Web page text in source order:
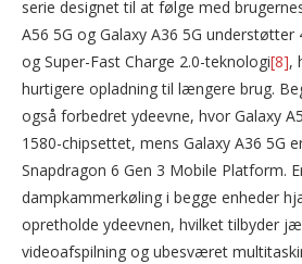
serie designet til at følge med
A56 5G og Galaxy A36 5G
og Super-Fast Charge 2.0-teknologi[8],
hurtigere opladning til længere brug.
også forbedret ydeevne, hvor Galaxy
1580-chipsettet, mens Galaxy A36 5G
Snapdragon 6 Gen 3 Mobile Platform.
dampkammerkøling i begge enheder
opretholde ydeevnen, hvilket tilbyder
videoafspilning og ubesværet